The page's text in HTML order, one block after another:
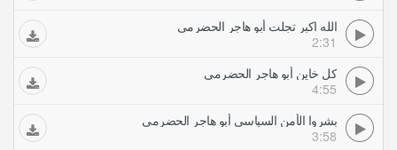
الله اكبر تجلت أبو هاجر الحضرمي
2:31
كل خاين أبو هاجر الحضرمي
4:55
بشروا الأمن السياسي أبو هاجر الحضرمي
3:58